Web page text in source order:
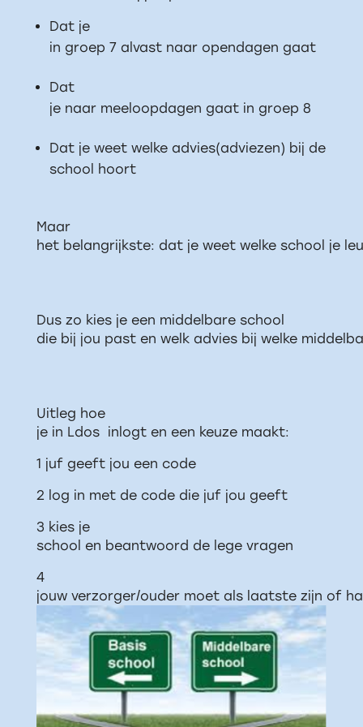
Dat je
in groep 7 alvast naar opendagen gaat
Dat
je naar meeloopdagen gaat in groep 8
Dat je weet welke advies(adviezen) bij de
school hoort
Maar
het belangrijkste: dat je weet welke school je
Dus zo kies je een middelbare school
die bij jou past en welk advies bij welke
Uitleg hoe
je in Ldos inlogt en een keuze maakt:
1 juf geeft jou een code
2 log in met de code die juf jou geeft
3 kies je
school en beantwoord de lege vragen
4
jouw verzorger/ouder moet als laatste zijn of